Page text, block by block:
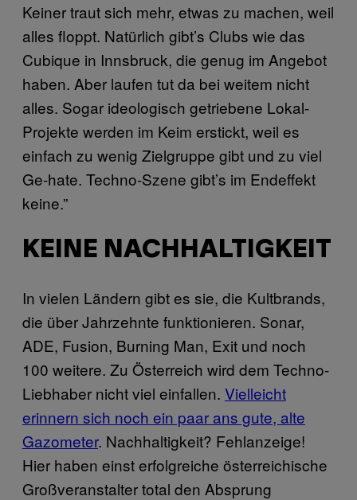
Keiner traut sich mehr, etwas zu machen, weil
alles floppt. Natürlich gibt’s Clubs wie das
Cubique in Innsbruck, die genug im Angebot
haben. Aber laufen tut da bei weitem nicht
alles. Sogar ideologisch getriebene Lokal-
Projekte werden im Keim erstickt, weil es
einfach zu wenig Zielgruppe gibt und zu viel
Ge-hate. Techno-Szene gibt’s im Endeffekt
keine.”
KEINE NACHHALTIGKEIT
In vielen Ländern gibt es sie, die Kultbrands,
die über Jahrzehnte funktionieren. Sonar,
ADE, Fusion, Burning Man, Exit und noch
100 weitere. Zu Österreich wird dem Techno-
Liebhaber nicht viel einfallen. Vielleicht
erinnern sich noch ein paar ans gute, alte
Gazometer. Nachhaltigkeit? Fehlanzeige!
Hier haben einst erfolgreiche österreichische
Großveranstalter total den Absprung